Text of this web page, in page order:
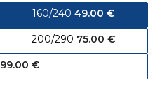
160/240 49.00 €
200/290 75.00 €
99.00 €